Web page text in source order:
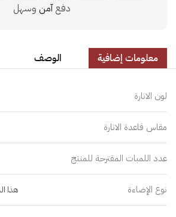
دفعآمن وسهل
معلومات إضافية الوصف
لون الانارة
مقاس قاعدة الانارة
عدد اللمبات المقترحة للمنتج
نوع الإضاءة هذا